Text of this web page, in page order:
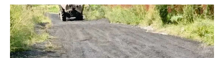
Челябинском УФАС. Антимонопольная служба приняла
решение включить ООО «ПИАЛ» в реестр недобросовестных
поставщиков. В чёрном списке уфимский подрядчик будет два
года.